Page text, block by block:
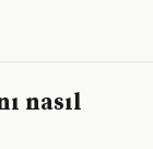
nasıl